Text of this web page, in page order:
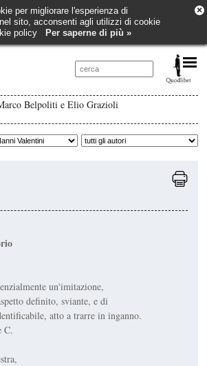
per migliorare l'esperienza di
sito, acconsenti agli utilizzi di cookie
policy
Per saperne di più »
×
Belpoliti e Elio Grazioli
un'imitazione,
definito, sviante, e di
atto a trarre in inganno.
C.